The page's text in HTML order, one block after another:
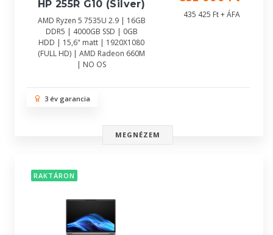
HP 255R G10 (Silver)
AMD Ryzen 5 7535U 2.9 | 16GB
DDR5 | 4000GB SSD | 0GB
HDD | 15,6" matt | 1920X1080
(FULL HD) | AMD Radeon 660M
| NO OS
435 425 Ft + ÁFA
3 év garancia
MEGNÉZEM
RAKTÁRON